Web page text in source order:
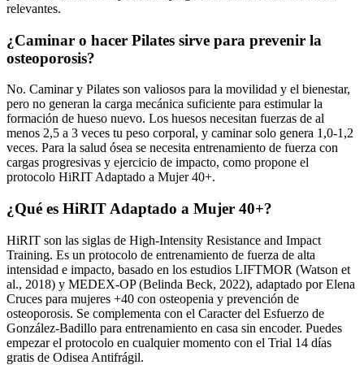
relevantes.
¿Caminar o hacer Pilates sirve para prevenir la
osteoporosis?
No. Caminar y Pilates son valiosos para la movilidad y el bienestar,
pero no generan la carga mecánica suficiente para estimular la
formación de hueso nuevo. Los huesos necesitan fuerzas de al
menos 2,5 a 3 veces tu peso corporal, y caminar solo genera 1,0-1,2
veces. Para la salud ósea se necesita entrenamiento de fuerza con
cargas progresivas y ejercicio de impacto, como propone el
protocolo HiRIT Adaptado a Mujer 40+.
¿Qué es HiRIT Adaptado a Mujer 40+?
HiRIT son las siglas de High-Intensity Resistance and Impact
Training. Es un protocolo de entrenamiento de fuerza de alta
intensidad e impacto, basado en los estudios LIFTMOR (Watson et
al., 2018) y MEDEX-OP (Belinda Beck, 2022), adaptado por Elena
Cruces para mujeres +40 con osteopenia y prevención de
osteoporosis. Se complementa con el Caracter del Esfuerzo de
González-Badillo para entrenamiento en casa sin encoder. Puedes
empezar el protocolo en cualquier momento con el Trial 14 días
gratis de Odisea Antifrágil.